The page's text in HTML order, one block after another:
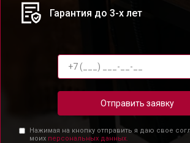
Гарантия до 3-х лет
Отправить заявку
Нажимая на кнопку отправить я даю свое
моих персональных данных.